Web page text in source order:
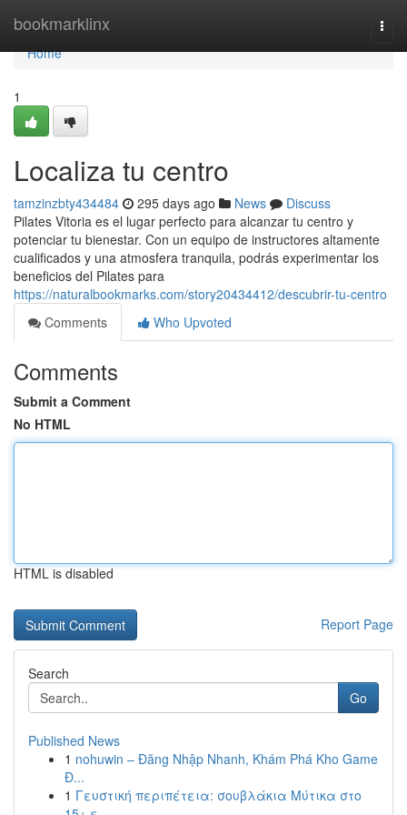
bookmarklinx
Home
Home
1
Localiza tu centro
tamzinzbty434484 295 days ago News
Discuss
Pilates Vitoria es el lugar perfecto para alcanzar tu centro y
potenciar tu bienestar. Con un equipo de instructores altamente
cualificados y una atmosfera tranquila, podrás experimentar los
beneficios del Pilates para
https://naturalbookmarks.com/story20434412/descubrir-tu-centro
Comments
Who Upvoted
Comments
Submit a Comment
No HTML
HTML is disabled
Report Page
Search
Go
Published News
1 nohuwin – Đăng Nhập Nhanh, Khám Phá Kho Game
Đ...
1 Γευστική περιπέτεια: σουβλάκια Μύτικα στο